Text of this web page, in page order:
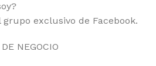
exclusivo de Facebook.
NEGOCIO